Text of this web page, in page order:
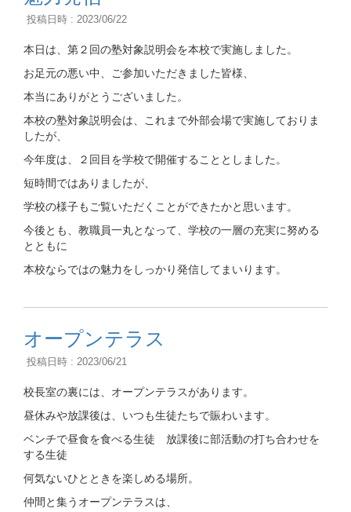
投稿日時 : 2023/06/22
本日は、第２回の塾対象説明会を本校で実施しました。
お足元の悪い中、ご参加いただきました皆様、
本当にありがとうございました。
本校の塾対象説明会は、これまで外部会場で実施しておりま
したが、
今年度は、２回目を学校で開催することとしました。
短時間ではありましたが、
学校の様子もご覧いただくことができたかと思います。
今後とも、教職員一丸となって、学校の一層の充実に努める
とともに
本校ならではの魅力をしっかり発信してまいります。
オープンテラス
投稿日時 : 2023/06/21
校長室の裏には、オープンテラスがあります。
昼休みや放課後は、いつも生徒たちで賑わいます。
ベンチで昼食を食べる生徒 放課後に部活動の打ち合わせを
する生徒
何気ないひとときを楽しめる場所。
仲間と集うオープンテラスは、